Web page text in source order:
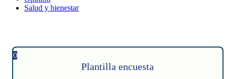
Salud y bienestar
0
Plantilla encuesta